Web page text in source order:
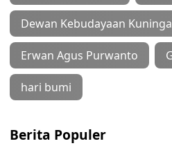
Dewan Kebudayaan
Erwan Agus Purwanto
hari bumi
Berita Populer